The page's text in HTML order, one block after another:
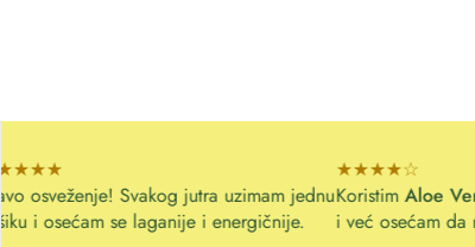
jutra uzimam jednu
i energičnije.
KoristimAloe Vera sa aronijom
i već osećam da mi je stomak